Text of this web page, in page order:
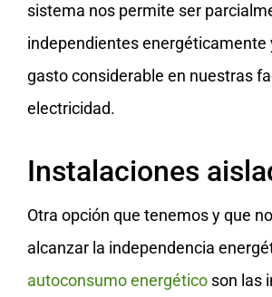
sistema nos permite ser
independientes energéticamente
gasto considerable en nuestras
electricidad.
Instalaciones
Otra opción que tenemos y que
alcanzar la independencia
autoconsumo energético son las